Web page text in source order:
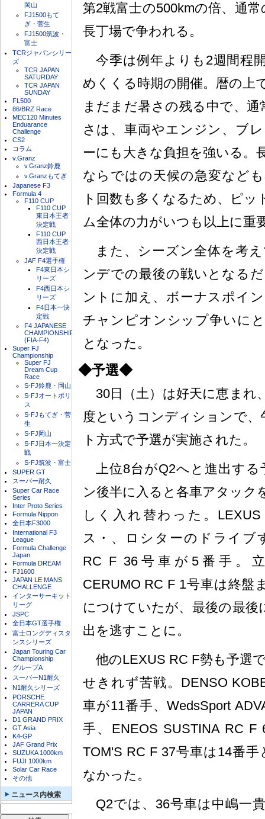
岡山
FJ1500もて
ぎ・菅生
FJ1500筑波・
富士
TCRジャパンシリー
ズ
TCR JAPAN
SATURDAY
TCR JAPAN
SUNDAY
FL500
86/BRZ Race
MEC120 Minutes
Enduarance
Challenge
CS2
コラム
v.Granz
v.Granz鈴鹿
v.Granzもてぎ
Japanese F3
Formula 4
F110 CUP
F110 CUP
東日本王者
決定戦
F110 CUP
西日本王者
決定戦
JAF F4選手権
F4東日本シ
リーズ
F4西日本シ
リーズ
F4日本一決
定戦
F4 JAPANESE
CHAMPIONSHIP
(FIA-F4)
Super FJ
Championship
Super FJ
Dream Cup
Race
S-FJ鈴鹿・岡山
S-FJオートポリ
ス
S-FJもてぎ・菅
生
S-FJ岡山
S-FJ日本一決定
戦
S-FJ筑波・富士
SUPER GT
スーパー耐久
Super Car Race
Series
Inter Proto Series
Formula Nippon
全日本F3000
International F3
League
Formula Challenge
Japan
Formula DREAM
FJ1600
JAPAN LE MANS
CHALLENGE
インターサーキット
リーグ
JSPC
全日本GT選手権
富士ロングディスタ
ンスシリーズ
Japan Touring Car
Championship
グループA
スーパーN1耐久
N1耐久シリーズ
PORSCHE
CARRERA CUP
JAPAN
D1 GRAND PRIX
GT Asia
K4-GP
JAF Grand Prix
SUZUKA 1000km
FUJI 1000km
Solar Car Race
その他
ニュース内検索
第2戦富士の500kmの倍、通
長丁場で争われる。
今季は例年よりも2週間程
めくくる時期の開催。暦の上
まだまだ暑さの残る中で、
さは、車両やエンジン、ブ
ーにも大きな負担を強いる。
ならではの天候の急変など
ト回数も多くなるため、ピッ
ム全体の力がいつも以上に重
また、シーズン全体を考
ンデでの最後の戦いとなる
ントに加え、ボーナスポイ
チャンピオンシップ争いに
となった。
◆予選◆
30日（土）は好天に恵まれ
度というコンディションで
ト方式で予選が実施された。
上位8台がQ2へと進出する
ン後半に入ると各車アタック
しく入れ替わった。
ス・、ロシターのドライブ
RC F 36号車が5番手。
CERUMO RC F 1号車は終盤
につけていたが、最後の最後
出を逃すことに。
他のLEXUS RC F勢も予選
せきれず苦戦。DENSO
車が11番手、WedsSport
手、ENEOS SUSTINA RC
TOM'S RC F 37号車は14番
なかった。
Q2では、36号車は中嶋一